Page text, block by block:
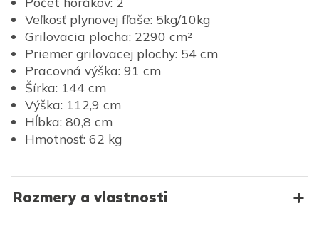
Veľkosť plynovej fľaše: 5kg/10kg
Grilovacia plocha: 2290 cm²
Priemer grilovacej plochy: 54 cm
Pracovná výška: 91 cm
Šírka: 144 cm
Výška: 112,9 cm
Hĺbka: 80,8 cm
Hmotnosť: 62 kg
Rozmery a vlastnosti